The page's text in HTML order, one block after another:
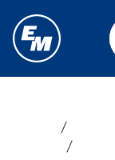
/
/